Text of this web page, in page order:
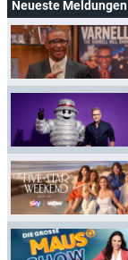
Neueste Meldungen